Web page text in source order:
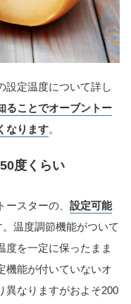
設定温度について詳し
ることでオーブントー
なります。
度くらい
スターの、 設定可能
。温度調節機能がついて
度を一定に保ったまま
機能が付いていないオ
異なりますがおよそ200